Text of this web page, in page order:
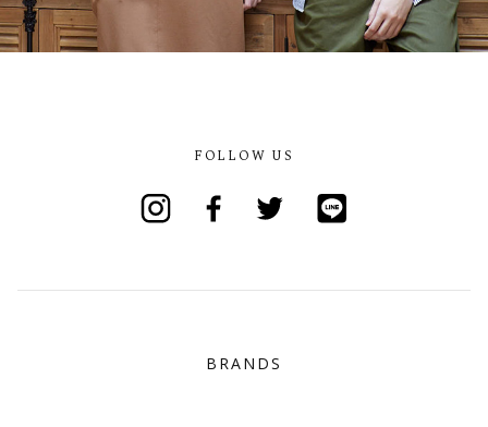
FOLLOW US
BRANDS